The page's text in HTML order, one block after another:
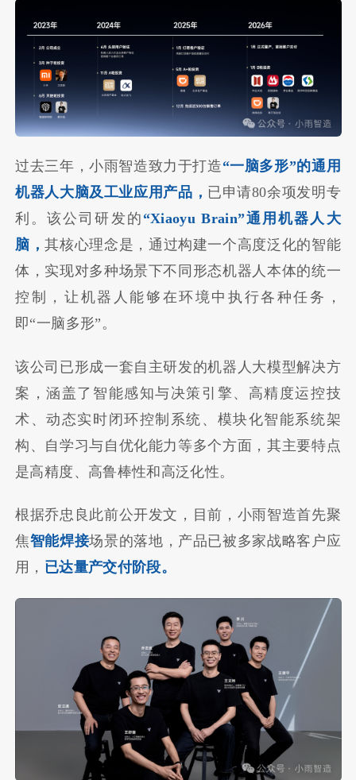
过去三年，小雨智造致力于打造“一脑多形”的通用
机器人大脑及工业应用产品， 已申请80余项发明专
利。该公司研发的 “Xiaoyu Brain”通用机器人大
脑，其核心理念是，通过构建一个高度泛化的智能
体，实现对多种场景下不同形态机器人本体的统一
控制，让机器人能够在环境中执行各种任务，
即“一脑多形”。
该公司已形成一套自主研发的机器人大模型解决方
案，涵盖了智能感知与决策引擎、高精度运控技
术、动态实时闭环控制系统、模块化智能系统架
构、自学习与自优化能力等多个方面，其主要特点
是高精度、高鲁棒性和高泛化性。
根据乔忠良此前公开发文，目前，小雨智造首先聚
焦智能焊接场景的落地，产品已被多家战略客户应
用， 已达量产交付阶段。